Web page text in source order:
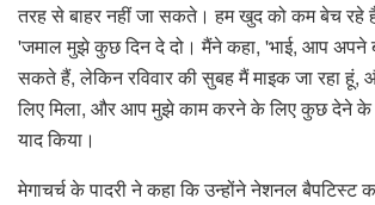
तरह से बाहर नहीं जा सकते। हम खुद को कम बेच रहे
'जमाल मुझे कुछ दिन दे दो। मैंने कहा, 'भाई, आप अपने
सकते हैं, लेकिन रविवार की सुबह मैं माइक जा रहा
लिए मिला, और आप मुझे काम करने के लिए कुछ देने के
याद किया।
मेगाचर्च के पादरी ने कहा कि उन्होंने नेशनल बैपटिस्ट